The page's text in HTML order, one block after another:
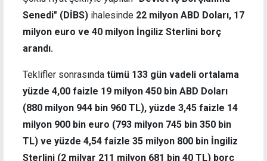
Senedi" (DİBS) ihalesinde 22 milyon ABD Doları, 17
milyon euro ve 40 milyon İngiliz Sterlini borç
arandı.
Teklifler sonrasında tümü 133 gün vadeli ortalama
yüzde 4,00 faizle 19 milyon 450 bin ABD Doları
(880 milyon 944 bin 960 TL), yüzde 3,45 faizle 14
milyon 900 bin euro (793 milyon 745 bin 350 bin
TL) ve yüzde 4,54 faizle 35 milyon 800 bin İngiliz
Sterlini (2 milyar 211 milyon 681 bin 40 TL) borç